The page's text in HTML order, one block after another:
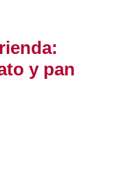
y pan